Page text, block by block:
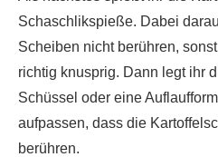
Schaschlikspieße. Dabei
Scheiben nicht berühren,
richtig knusprig. Dann legt ihr
Schüssel oder eine
aufpassen, dass die
berühren.